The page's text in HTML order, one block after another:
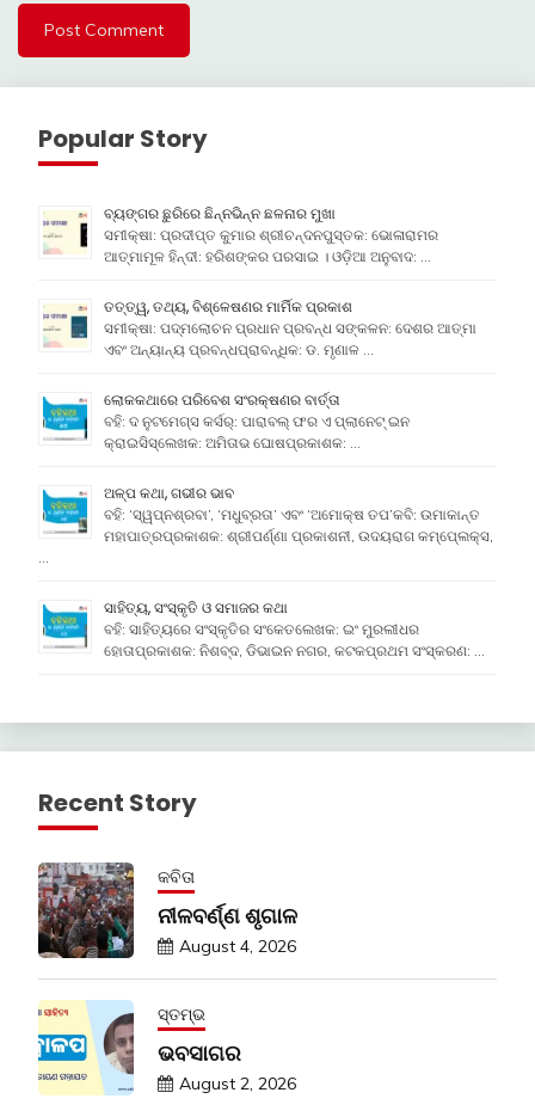
Popular Story
ବ୍ୟଙ୍ଗର ଛୁରିରେ ଛିନ୍ନଭିନ୍ନ ଛଳନାର ମୁଖା
ସମୀକ୍ଷା: ପ୍ରଦୀପ୍ତ କୁମାର ଶ୍ରୀଚନ୍ଦନପୁସ୍ତକ: ଭୋଳାରାମର
ଆତ୍ମାମୂଳ ହିନ୍ଦୀ: ହରିଶଙ୍କର ପରସାଇ । ଓଡ଼ିଆ ଅନୁବାଦ: …
ତତ୍ତ୍ୱ, ତଥ୍ୟ, ବିଶ୍ଳେଷଣର ମାର୍ମିକ ପ୍ରକାଶ
ସମୀକ୍ଷା: ପଦ୍ମଲୋଚନ ପ୍ରଧାନ ପ୍ରବନ୍ଧ ସଙ୍କଳନ: ଦେଶର ଆତ୍ମା
ଏବଂ ଅନ୍ୟାନ୍ୟ ପ୍ରବନ୍ଧପ୍ରାବନ୍ଧିକ: ଡ. ମୃଣାଳ …
ଲୋକକଥାରେ ପରିବେଶ ସଂରକ୍ଷଣର ବାର୍ତ୍ତା
ବହି: ଦ ନୁଟମେଗ୍ସ କର୍ସର୍: ପାରାବଲ୍ ଫର ଏ ପ୍ଲାନେଟ୍ ଇନ
କ୍ରାଇସିସ୍ଲେଖକ: ଅମିତାଭ ଘୋଷପ୍ରକାଶକ: …
ଅଳ୍ପ କଥା, ଗଭୀର ଭାବ
ବହି: ‘ସ୍ୱପ୍ନଶ୍ରବା’, ‘ମଧୁବ୍ରତା’ ଏବଂ ‘ଅମୋକ୍ଷ ତପ’କବି: ଉମାକାନ୍ତ
ମହାପାତ୍ରପ୍ରକାଶକ: ଶ୍ରୀପର୍ଣ୍ଣା ପ୍ରକାଶନୀ, ଉଦୟରାଗ କମ୍ପେ୍ଲକ୍ସ,
…
ସାହିତ୍ୟ, ସଂସ୍କୃତି ଓ ସମାଜର କଥା
ବହି: ସାହିତ୍ୟରେ ସଂସ୍କୃତିର ସଂକେତଲେଖକ: ଇଂ ମୁରଲୀଧର
ହୋତାପ୍ରକାଶକ: ନିଶବ୍ଦ, ଡିଭାଇନ ନଗର, କଟକପ୍ରଥମ ସଂସ୍କରଣ: …
Recent Story
କବିତା
ନୀଳବର୍ଣ୍ଣ ଶୃଗାଳ
August 4, 2026
ସ୍ତମ୍ଭ
ଭବସାଗର
August 2, 2026